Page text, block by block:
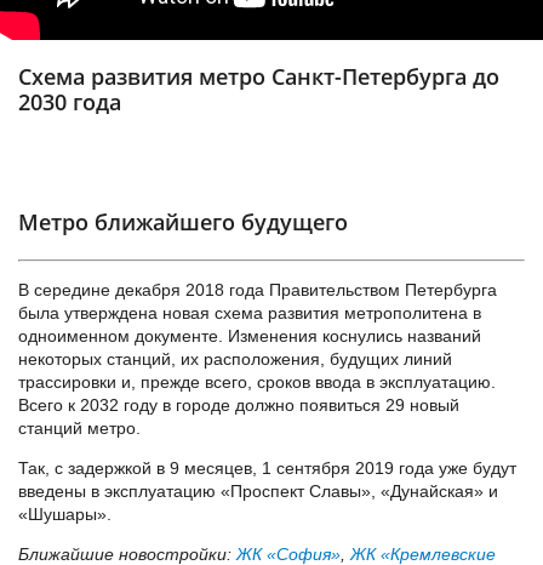
Схема развития метро Санкт-Петербурга до
2030 года
Метро ближайшего будущего
В середине декабря 2018 года Правительством Петербурга
была утверждена новая схема развития метрополитена в
одноименном документе. Изменения коснулись названий
некоторых станций, их расположения, будущих линий
трассировки и, прежде всего, сроков ввода в эксплуатацию.
Всего к 2032 году в городе должно появиться 29 новый
станций метро.
Так, с задержкой в 9 месяцев, 1 сентября 2019 года уже будут
введены в эксплуатацию «Проспект Славы», «Дунайская» и
«Шушары».
Ближайшие новостройки: ЖК «София» ЖК «Кремлевские